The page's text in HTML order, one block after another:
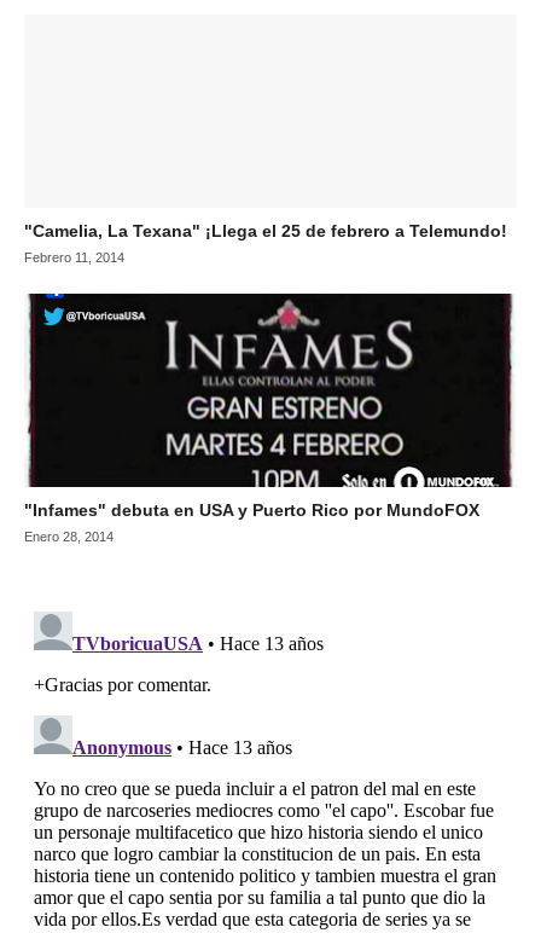
"Camelia, La Texana" ¡Llega el 25 de febrero a Telemundo!
Febrero 11, 2014
"Infames" debuta en USA y Puerto Rico por MundoFOX
Enero 28, 2014